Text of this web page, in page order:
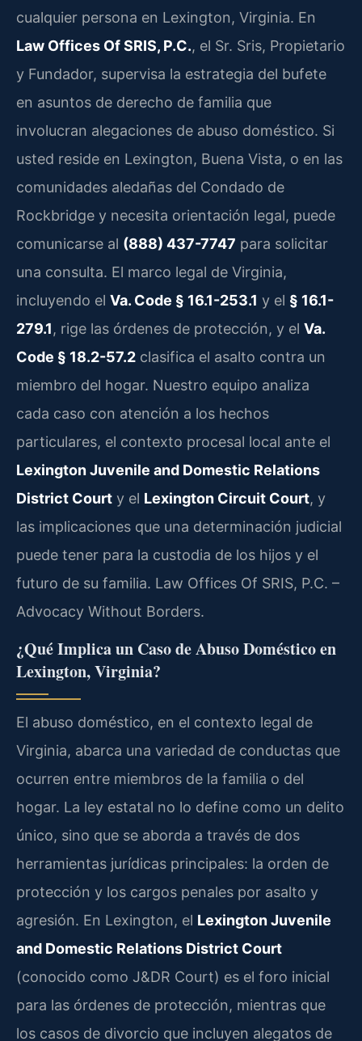
cualquier persona en Lexington, Virginia. En
Law Offices Of SRIS, P.C., el Sr. Sris, Propietario
y Fundador, supervisa la estrategia del bufete
en asuntos de derecho de familia que
involucran alegaciones de abuso doméstico. Si
usted reside en Lexington, Buena Vista, o en las
comunidades aledañas del Condado de
Rockbridge y necesita orientación legal, puede
comunicarse al (888) 437-7747 para solicitar
una consulta. El marco legal de Virginia,
incluyendo el Va. Code § 16.1-253.1 y el § 16.1-
279.1, rige las órdenes de protección, y el Va.
Code § 18.2-57.2 clasifica el asalto contra un
miembro del hogar. Nuestro equipo analiza
cada caso con atención a los hechos
particulares, el contexto procesal local ante el
Lexington Juvenile and Domestic Relations
District Court y el Lexington Circuit Court, y
las implicaciones que una determinación judicial
puede tener para la custodia de los hijos y el
futuro de su familia. Law Offices Of SRIS, P.C. –
Advocacy Without Borders.
¿Qué Implica un Caso de Abuso Doméstico en
Lexington, Virginia?
El abuso doméstico, en el contexto legal de
Virginia, abarca una variedad de conductas que
ocurren entre miembros de la familia o del
hogar. La ley estatal no lo define como un delito
único, sino que se aborda a través de dos
herramientas jurídicas principales: la orden de
protección y los cargos penales por asalto y
agresión. En Lexington, el Lexington Juvenile
and Domestic Relations District Court
(conocido como J&DR Court) es el foro inicial
para las órdenes de protección, mientras que
los casos de divorcio que incluyen alegatos de